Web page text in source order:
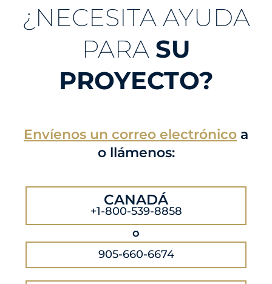
¿NECESITA AYUDA
PARA SU
PROYECTO?
Envíenos un correo electrónico a
o llámenos:
CANADÁ
+1-800-539-8858
o
905-660-6674